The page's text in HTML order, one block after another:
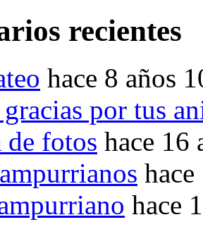
recientes
hace 8 años
por tus
de fotos hace 16
hace